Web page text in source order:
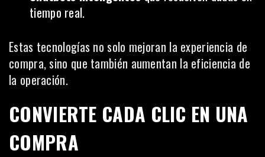
tiempo real.
Estas tecnologías no solo mejoran la experiencia de
compra, sino que también aumentan la eficiencia de
la operación.
CONVIERTE CADA CLIC EN UNA
COMPRA